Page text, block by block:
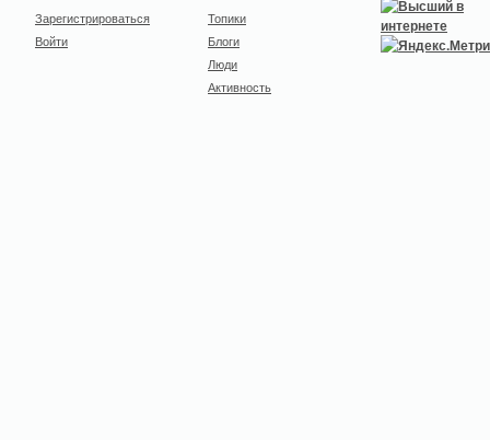
Зарегистрироваться
Войти
Топики
Блоги
Люди
Активность